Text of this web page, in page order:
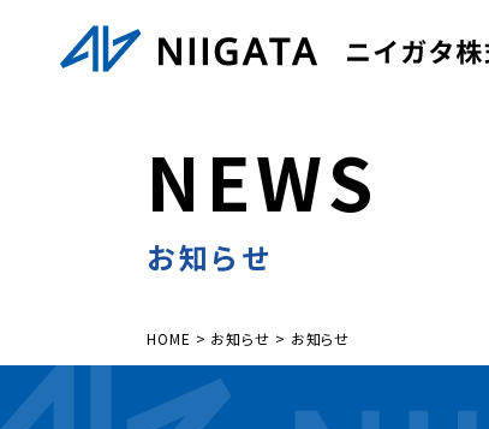
NEWS
お知らせ
HOME > お知らせ > お知らせ